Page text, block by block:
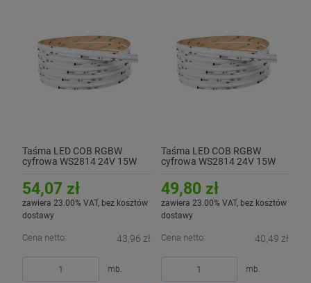
Taśma LED COB RGBW
cyfrowa WS2814 24V 15W
hermetyczna IP54
54,07 zł
zawiera 23.00% VAT, bez kosztów
dostawy
Cena netto: 43,96 zł
mb.
Taśma LED COB RGBW
cyfrowa WS2814 24V 15W
49,80 zł
zawiera 23.00% VAT, bez kosztów
dostawy
Cena netto: 40,49 zł
mb.